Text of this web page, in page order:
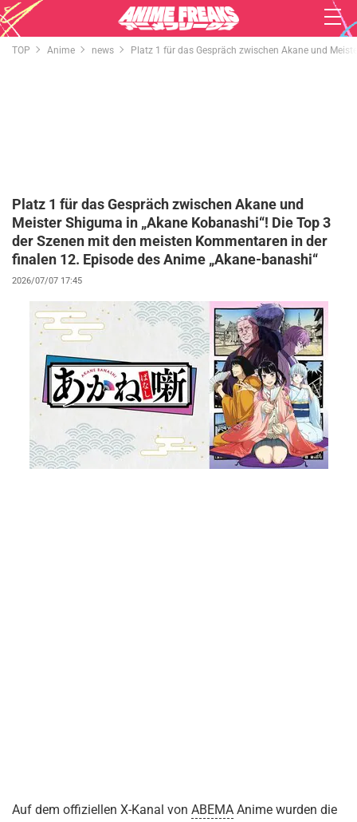
TOP Anime news Platz 1 für das Gespräch zwischen Akane und
Platz 1 für das Gespräch zwischen Akane und
Meister Shiguma in „Akane Kobanashi“! Die Top 3
der Szenen mit den meisten Kommentaren in der
finalen 12. Episode des Anime „Akane-banashi“
2026/07/07 17:45
Auf dem offiziellen X-Kanal von ABEMA Anime wurden die